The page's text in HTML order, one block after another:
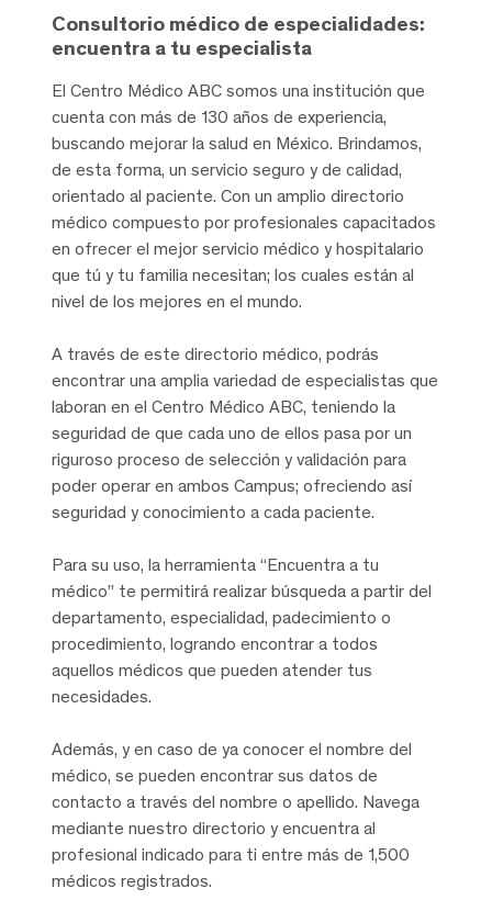
Consultorio médico de especialidades:
encuentra a tu especialista
El Centro Médico ABC somos una institución que
cuenta con más de 130 años de experiencia,
buscando mejorar la salud en México. Brindamos,
de esta forma, un servicio seguro y de calidad,
orientado al paciente. Con un amplio directorio
médico compuesto por profesionales capacitados
en ofrecer el mejor servicio médico y hospitalario
que tú y tu familia necesitan; los cuales están al
nivel de los mejores en el mundo.
A través de este directorio médico, podrás
encontrar una amplia variedad de especialistas que
laboran en el Centro Médico ABC, teniendo la
seguridad de que cada uno de ellos pasa por un
riguroso proceso de selección y validación para
poder operar en ambos Campus; ofreciendo así
seguridad y conocimiento a cada paciente.
Para su uso, la herramienta “Encuentra a tu
médico” te permitirá realizar búsqueda a partir del
departamento, especialidad, padecimiento o
procedimiento, logrando encontrar a todos
aquellos médicos que pueden atender tus
necesidades.
Además, y en caso de ya conocer el nombre del
médico, se pueden encontrar sus datos de
contacto a través del nombre o apellido. Navega
mediante nuestro directorio y encuentra al
profesional indicado para ti entre más de 1,500
médicos registrados.